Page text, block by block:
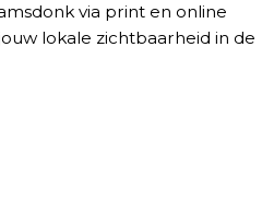
via print en online
lokale zichtbaarheid in de